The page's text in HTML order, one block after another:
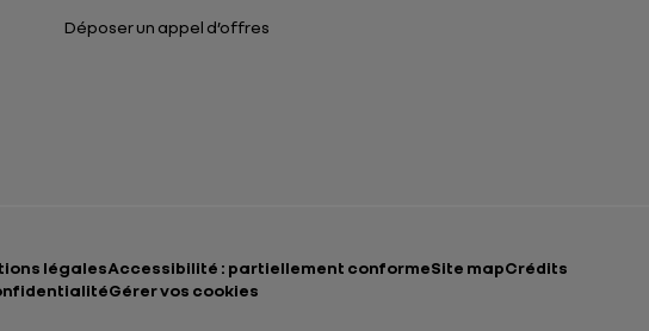
Déposer un appel d’offres
légalesAccessibilité : partiellement conformeSite mapCrédits
Gérer vos cookies